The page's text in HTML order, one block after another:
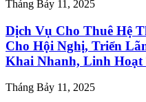
Tháng Bảy 11, 2025
Dịch Vụ Cho Thuê Hệ
Cho Hội Nghị, Triển
Khai Nhanh, Linh Hoạt
Tháng Bảy 11, 2025